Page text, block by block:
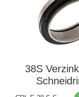
38S